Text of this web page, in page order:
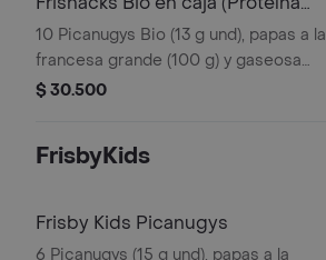
Vegetal)
10 Picanugys Bio (13 g und), papas a la
francesa grande (100 g) y gaseosa
(470 ml)
$ 30.500
FrisbyKids
Frisby Kids Picanugys
6 Picanugys (15 g und), papas a la